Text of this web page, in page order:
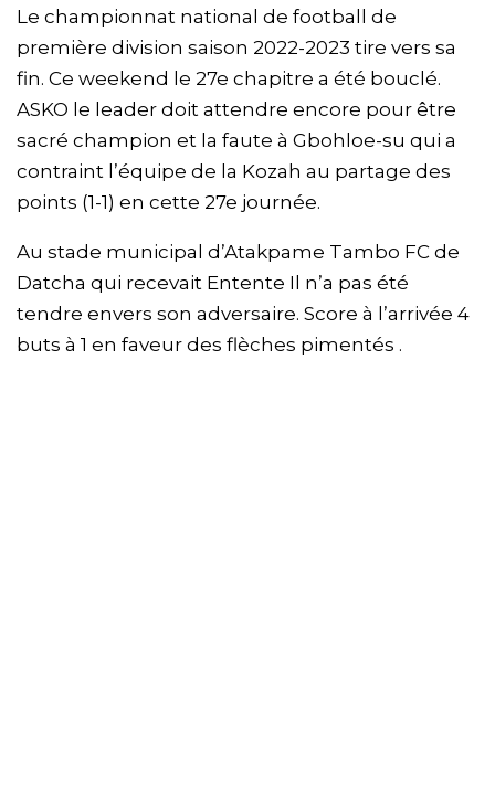
Le championnat national de football de
première division saison 2022-2023 tire vers sa
fin. Ce weekend le 27e chapitre a été bouclé.
ASKO le leader doit attendre encore pour être
sacré champion et la faute à Gbohloe-su qui a
contraint l’équipe de la Kozah au partage des
points (1-1) en cette 27e journée.
Au stade municipal d’Atakpame Tambo FC de
Datcha qui recevait Entente Il n’a pas été
tendre envers son adversaire. Score à l’arrivée 4
buts à 1 en faveur des flèches pimentés .